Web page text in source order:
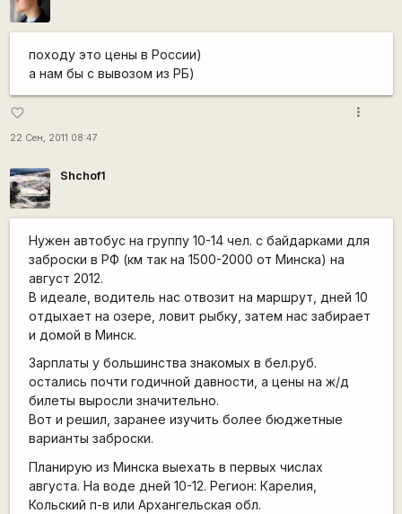
походу это цены в России)
а нам бы с вывозом из РБ)
favorite_border
22 Сен, 2011 08:47
more_vert
Shchof1
Нужен автобус на группу 10-14 чел. с байдарками для
заброски в РФ (км так на 1500-2000 от Минска) на
август 2012.
В идеале, водитель нас отвозит на маршрут, дней 10
отдыхает на озере, ловит рыбку, затем нас забирает
и домой в Минск.
Зарплаты у большинства знакомых в бел.руб.
остались почти годичной давности, а цены на ж/д
билеты выросли значительно.
Вот и решил, заранее изучить более бюджетные
варианты заброски.
Планирую из Минска выехать в первых числах
августа. На воде дней 10-12. Регион: Карелия,
Кольский п-в или Архангельская обл.